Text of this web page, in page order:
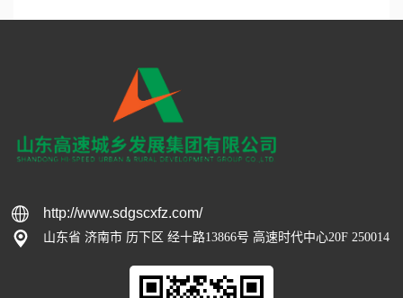
http://www.sdgscxfz.com/
山东省 济南市 历下区 经十路13866号 高速时代中心20F 250014